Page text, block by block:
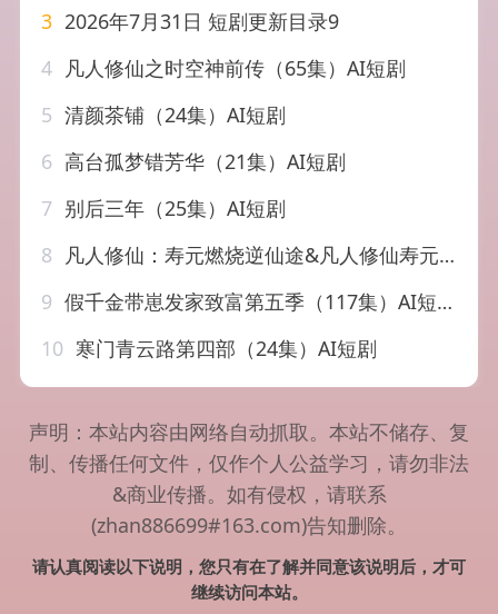
3 2026年7月31日 短剧更新目录9
4 凡人修仙之时空神前传（65集）AI短剧
5 清颜茶铺（24集）AI短剧
6 高台孤梦错芳华（21集）AI短剧
7 别后三年（25集）AI短剧
8 凡人修仙：寿元燃烧逆仙途&凡人修仙寿元燃烧逆仙途（97集）AI短剧
9 假千金带崽发家致富第五季（117集）AI短剧
10 寒门青云路第四部（24集）AI短剧
声明：本站内容由网络自动抓取。本站不储存、复
制、传播任何文件，仅作个人公益学习，请勿非法
&商业传播。如有侵权，请联系
(zhan886699#163.com)告知删除。
请认真阅读以下说明，您只有在了解并同意该说明后，才可
继续访问本站。